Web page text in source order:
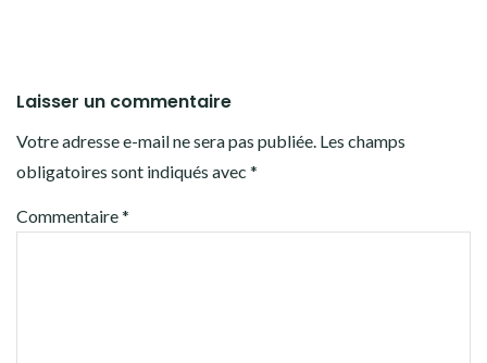
Laisser un commentaire
Votre adresse e-mail ne sera pas publiée. Les champs
obligatoires sont indiqués avec *
Commentaire*